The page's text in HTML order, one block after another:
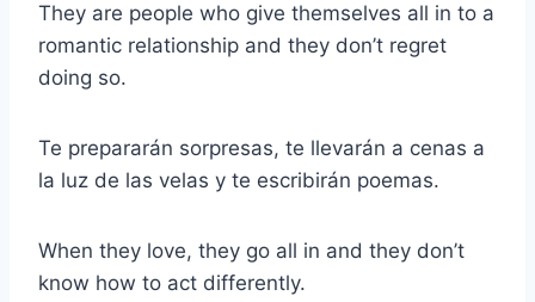
They are people who give themselves all in to a
romantic relationship and they don’t regret
doing so.
Te prepararán sorpresas, te llevarán a cenas a
la luz de las velas y te escribirán poemas.
When they love, they go all in and they don’t
know how to act differently.